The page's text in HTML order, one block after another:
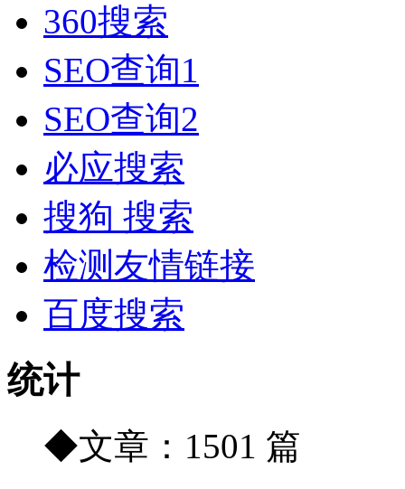
360搜索
SEO查询1
SEO查询2
必应搜索
搜狗 搜索
检测友情链接
百度搜索
统计
◆文章：1501 篇